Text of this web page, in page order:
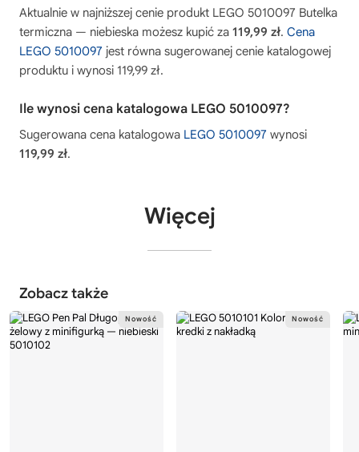
Aktualnie w najniższej cenie produkt LEGO 5010097 Butelka
termiczna — niebieska możesz kupić za 119,99 zł. Cena
LEGO 5010097 jest równa sugerowanej cenie katalogowej
produktu i wynosi 119,99 zł.
Ile wynosi cena katalogowa LEGO 5010097?
Sugerowana cena katalogowa LEGO 5010097 wynosi
119,99 zł.
Więcej
Zobacz także